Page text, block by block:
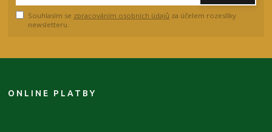
Souhlasím se zpracováním osobních údajů za účelem rozesílky
newsletteru.
ONLINE PLATBY